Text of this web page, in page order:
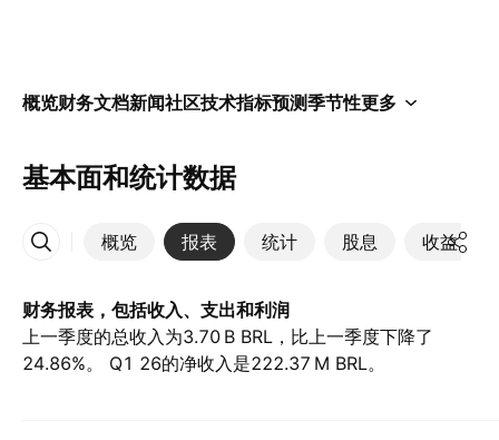
概览财务文档新闻社区技术指标预测季节性更多
基本面和统计数据
概览 报表 统计 股息 收益
更多
财务报表，包括收入、支出和利润
上一季度的总收入为‪3.70 B‬ BRL，比上一季度下降了
24.86%。 Q1 26的净收入是‪222.37 M‬ BRL。